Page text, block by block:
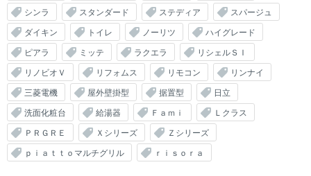
シンラ
スタンダード ステディア
スパージュ
ダイキン
トイレ ノーリツ
ハイグレード
ピアラ
ミッテ ラクエラ
リシェルＳＩ
リノビオＶ
リフォムス リモコン
リンナイ
三菱電機
屋外壁掛型 据置型
日立
洗面化粧台
給湯器 Ｆａｍｉ
Ｌクラス
ＰＲＧＲＥ
Ｘシリーズ
Ｚシリーズ
ｐｉａｔｔｏマルチグリル
ｒｉｓｏｒａ